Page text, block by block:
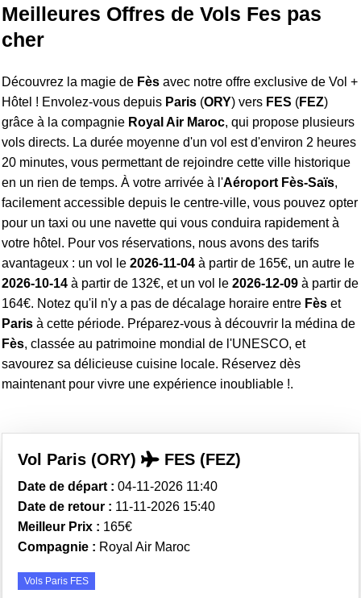
Meilleures Offres de Vols Fes pas
cher
Découvrez la magie de Fès avec notre offre exclusive de Vol +
Hôtel ! Envolez-vous depuis Paris (ORY) vers FES (FEZ)
grâce à la compagnie Royal Air Maroc, qui propose plusieurs
vols directs. La durée moyenne d'un vol est d'environ 2 heures
20 minutes, vous permettant de rejoindre cette ville historique
en un rien de temps. À votre arrivée à l'Aéroport Fès-Saïs,
facilement accessible depuis le centre-ville, vous pouvez opter
pour un taxi ou une navette qui vous conduira rapidement à
votre hôtel. Pour vos réservations, nous avons des tarifs
avantageux : un vol le 2026-11-04 à partir de 165€, un autre le
2026-10-14 à partir de 132€, et un vol le 2026-12-09 à partir de
164€. Notez qu'il n'y a pas de décalage horaire entre Fès et
Paris à cette période. Préparez-vous à découvrir la médina de
Fès, classée au patrimoine mondial de l'UNESCO, et
savourez sa délicieuse cuisine locale. Réservez dès
maintenant pour vivre une expérience inoubliable !.
Vol Paris (ORY) FES (FEZ)
Date de départ : 04-11-2026 11:40
Date de retour : 11-11-2026 15:40
Meilleur Prix : 165€
Compagnie : Royal Air Maroc
Vols Paris FES